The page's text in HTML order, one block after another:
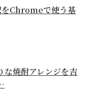
Chromeで使う基
な焼酎アレンジを吉